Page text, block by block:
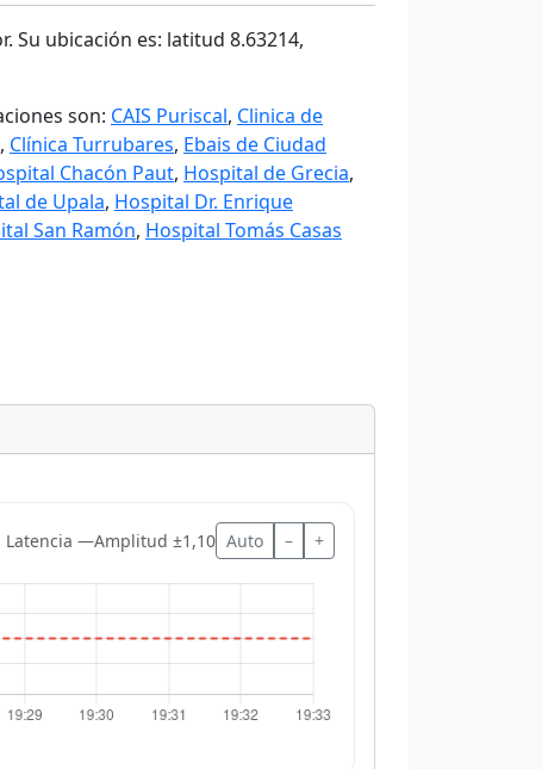
Su ubicación es: latitud 8.63214,
son: CAIS Puriscal, Clinica de
, Clínica Turrubares, Ebais de Ciudad
Chacón Paut, Hospital de Grecia,
de Upala, Hospital Dr. Enrique
San Ramón, Hospital Tomás Casas
Latencia —Amplitud ±1,10 Auto – +